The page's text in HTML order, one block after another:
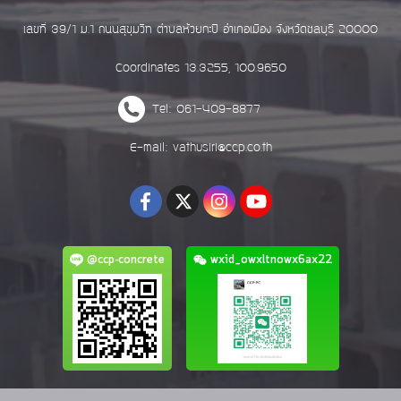
เลขที่ 39/1 ม.1 ถนนสุขุมวิท ตำบลห้วยกะปิ อำเภอเมือง จังหวัดชลบุรี 20000
Coordinates 13.3255, 100.9650
Tel: 061-409-8877
E-mail: vathusiri@ccp.co.th
@ccp-concrete wxid_owxltnowx6ax22